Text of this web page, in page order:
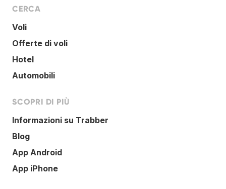
CERCA
Voli
Offerte di voli
Hotel
Automobili
SCOPRI DI PIÙ
Informazioni su Trabber
Blog
App Android
App iPhone